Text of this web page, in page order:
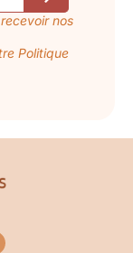
nos
Politique